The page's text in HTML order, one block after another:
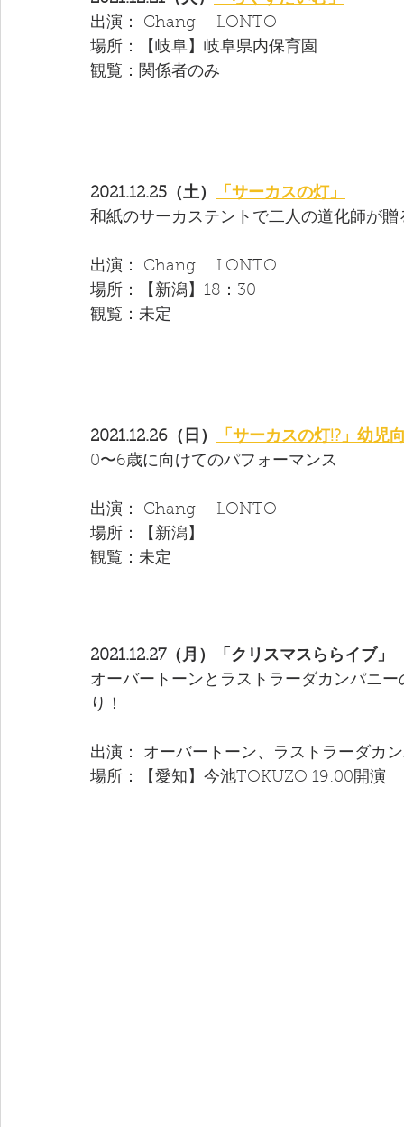
出演： Chang　 LONTO
場所：【岐阜】岐阜県内保育園
観覧：関係者のみ
2021.12.25（土）
「サーカスの灯」
和紙のサーカステントで二人の道化師が
出演： Chang　 LONTO
場所：【新潟】18：30
観覧：未定
2021.12.26（日）
「サーカスの灯!?」幼児
0〜6歳に向けてのパフォーマンス
出演： Chang　 LONTO
場所：【新潟】
観覧：未定
2021.12.27（月）「クリスマスららイブ」
オーバートーンとラストラーダカンパニ
り！
出演： オーバートーン、ラストラーダカ
場所：【愛知】今池TOKUZO 19:00開演